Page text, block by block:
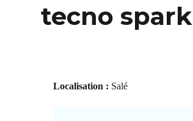
tecno spark
Localisation : Salé